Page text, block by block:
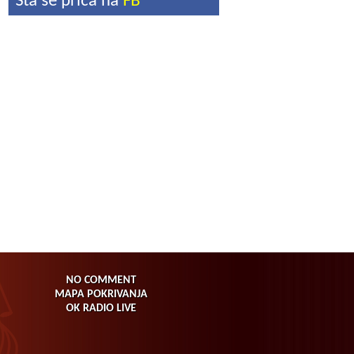
NO COMMENT
MAPA POKRIVANJA
OK RADIO LIVE